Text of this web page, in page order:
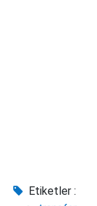
Etiketler :